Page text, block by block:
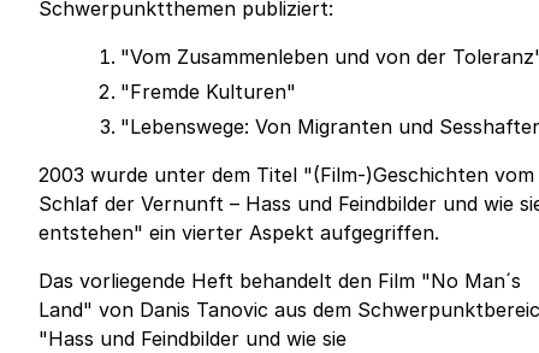
Schwerpunktthemen publiziert:
"Vom Zusammenleben und von der
"Fremde Kulturen"
"Lebenswege: Von Migranten und
2003 wurde unter dem Titel "(Film-)Geschichten vom
Schlaf der Vernunft – Hass und Feindbilder und wie
entstehen" ein vierter Aspekt aufgegriffen.
Das vorliegende Heft behandelt den Film "No Man´s
Land" von Danis Tanovic aus dem
"Hass und Feindbilder und wie sie